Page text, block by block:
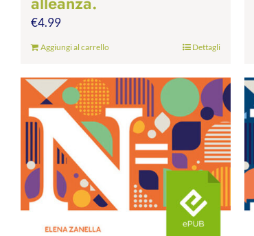
€4.99
Aggiungi al carrello Dettagli